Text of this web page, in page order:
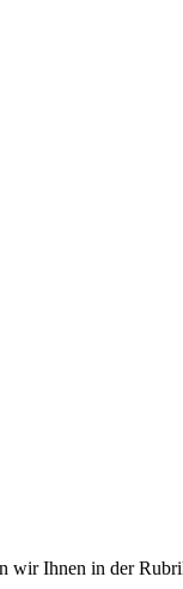
wir Ihnen in der